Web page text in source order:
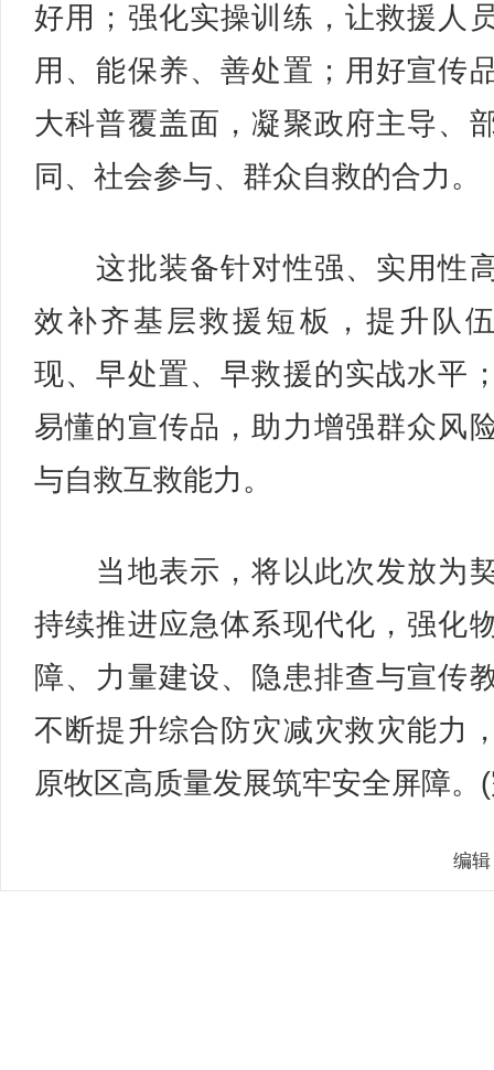
好用；强化实操训练，让救援人
用、能保养、善处置；用好宣传
大科普覆盖面，凝聚政府主导、
同、社会参与、群众自救的合力。
这批装备针对性强、实用性
效补齐基层救援短板，提升队
现、早处置、早救援的实战水平
易懂的宣传品，助力增强群众风
与自救互救能力。
当地表示，将以此次发放为
持续推进应急体系现代化，强化
障、力量建设、隐患排查与宣传
不断提升综合防灾减灾救灾能力
原牧区高质量发展筑牢安全屏障。
编